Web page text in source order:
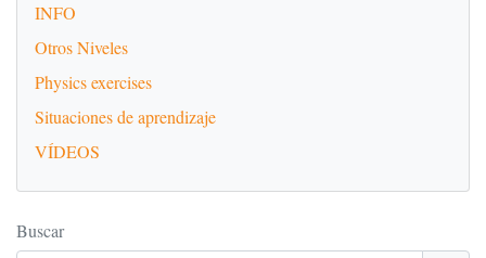
INFO
Otros Niveles
Physics exercises
Situaciones de aprendizaje
VÍDEOS
Buscar